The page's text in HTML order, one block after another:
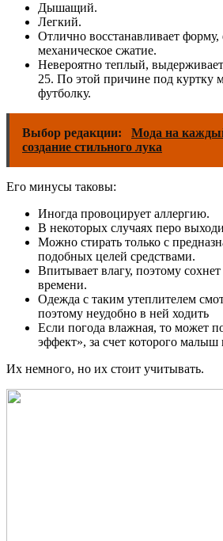
Дышащий.
Легкий.
Отлично восстанавливает
механическое сжатие.
Невероятно теплый,
25. По этой причине под куртку
футболку.
Выбор редакции:
Мода на
создание стильного лука
Его минусы таковы:
Иногда провоцирует аллергию.
В некоторых случаях перо
Можно стирать только с
подобных целей средствами.
Впитывает влагу, поэтому
времени.
Одежда с таким утеплителем
поэтому неудобно в ней ходить
Если погода влажная, то может
эффект», за счет которого малыш
Их немного, но их стоит учитывать.